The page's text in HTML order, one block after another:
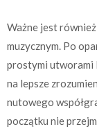
Ważne jest
muzycznym. Po
prostymi utworami
na lepsze
nutowego
początku nie